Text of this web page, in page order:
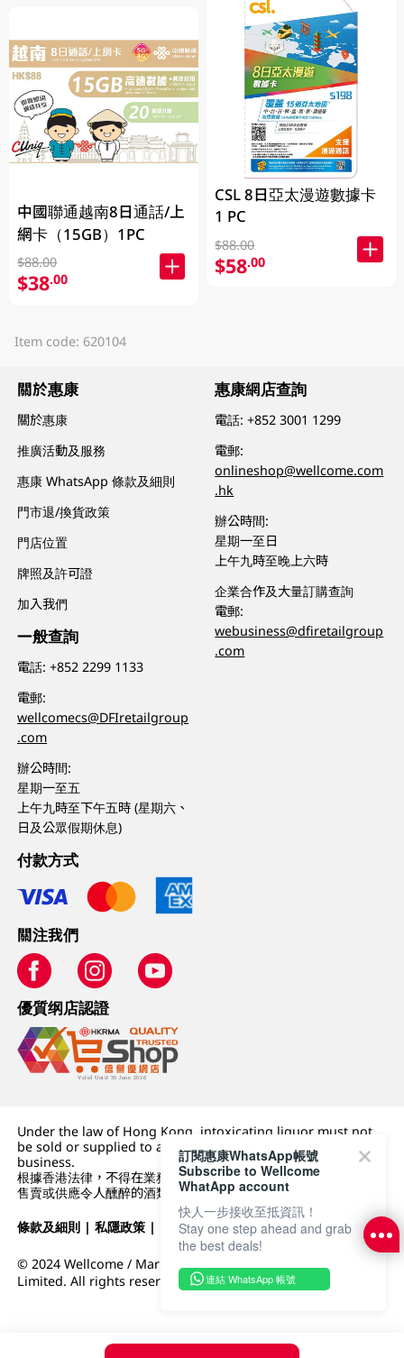
中國聯通越南8日通話/上
網卡（15GB）1PC
$88.00
$38.00
CSL 8日亞太漫遊數據卡
1 PC
$88.00
$58.00
Item code: 620104
關於惠康
關於惠康
推廣活動及服務
惠康 WhatsApp 條款及細則
門市退/換貨政策
門店位置
牌照及許可證
加入我們
一般查詢
電話:+852 2299 1133
電郵:
wellcomecs@DFIretailgroup
.com
辦公時間:
星期一至五
上午九時至下午五時 (星期六、
日及公眾假期休息)
惠康網店查詢
電話:+852 3001 1299
電郵:
onlineshop@wellcome.com
.hk
辦公時間:
星期一至日
上午九時至晚上六時
企業合作及大量訂購查詢
電郵:
webusiness@dfiretailgroup
.com
付款方式
關注我們
優質纲店認證
Under the law of Hong Kong, intoxicating liquor must not
be sold or supplied to a minor (under 18) in the course of
business.
根據香港法律，不得在業務過程中，向未成年人 (18 歲以下人士)
售賣或供應令人醺醉的酒類。
條款及細則 |私隱政策 | DFI零售集團
© 2024 Wellcome / Market Place. The Dairy Farm Company
Limited. All rights reserved.
訂閱惠康WhatsApp帳號
Subscribe to Wellcome
WhatApp account
快人一步接收至抵資訊！
Stay one step ahead and grab
the best deals!
連結 WhatsApp 帳號